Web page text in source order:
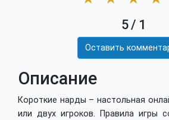
5/ 1
Оставить
Описание
Короткие нарды – настольная
или двух игроков. Правила игры